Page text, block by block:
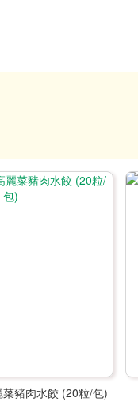
菜豬肉水餃 (20粒/包)